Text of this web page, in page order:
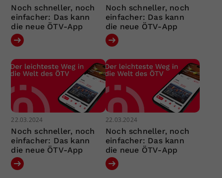
Noch schneller, noch
einfacher: Das kann
die neue ÖTV-App
Noch schneller, noch
einfacher: Das kann
die neue ÖTV-App
22.03.2024
Noch schneller, noch
einfacher: Das kann
die neue ÖTV-App
22.03.2024
Noch schneller, noch
einfacher: Das kann
die neue ÖTV-App